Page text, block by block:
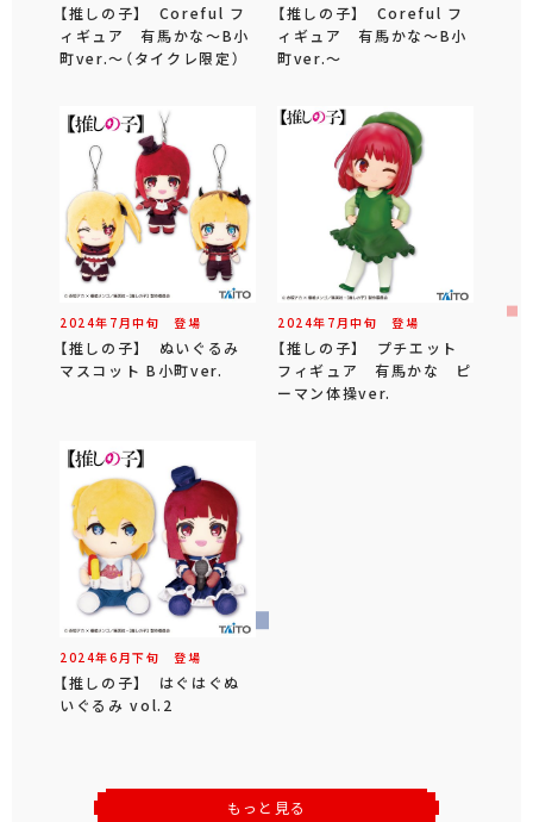
【推しの子】 Coreful フ
ィギュア 有馬かな～B小
町ver.～（タイクレ限定）
【推しの子】 Coreful フ
ィギュア 有馬かな～B小
町ver.～
2024年 7 月中旬 登場
【推しの子】 ぬいぐるみ
マスコット B小町ver.
2024年 7 月中旬 登場
【推しの子】 プチエット
フィギュア 有馬かな ピ
ーマン体操ver.
2024年6 月下旬 登場
【推しの子】 はぐはぐぬ
いぐるみ vol.2
もっと見る